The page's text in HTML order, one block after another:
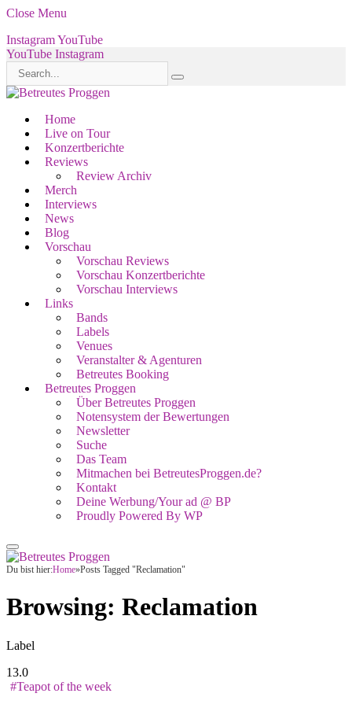
Close Menu
InstagramYouTube
YouTube Instagram
Home
Live on Tour
Konzertberichte
Reviews
Review Archiv
Merch
Interviews
News
Blog
Vorschau
Vorschau Reviews
Vorschau Konzertberichte
Vorschau Interviews
Links
Bands
Labels
Venues
Veranstalter & Agenturen
Betreutes Booking
Betreutes Proggen
Über Betreutes Proggen
Notensystem der Bewertungen
Newsletter
Suche
Das Team
Mitmachen bei BetreutesProggen.de?
Kontakt
Deine Werbung/Your ad @ BP
Proudly Powered By WP
Du bist hier:Home»Posts Tagged "Reclamation"
Browsing: Reclamation
Label
13.0
#Teapot of the week